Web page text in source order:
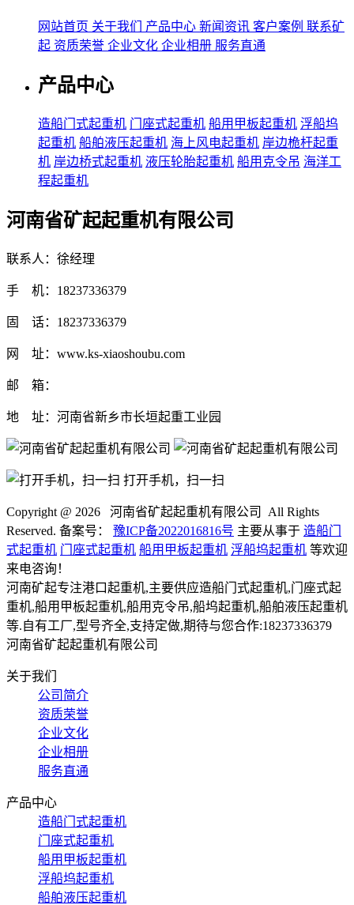
网站首页 关于我们 产品中心 新闻资讯 客户案例 联系矿
起 资质荣誉 企业文化 企业相册 服务直通
产品中心
造船门式起重机 门座式起重机 船用甲板起重机 浮船坞
起重机 船舶液压起重机 海上风电起重机 岸边桅杆起重
机 岸边桥式起重机 液压轮胎起重机 船用克令吊 海洋工
程起重机
河南省矿起起重机有限公司
联系人：徐经理
手 机：18237336379
固 话：18237336379
网 址：www.ks-xiaoshoubu.com
邮 箱：
地 址：河南省新乡市长垣起重工业园
打开手机，扫一扫
Copyright @ 2026 河南省矿起起重机有限公司 All Rights
Reserved. 备案号： 豫ICP备2022016816号 主要从事于 造船门
式起重机 门座式起重机 船用甲板起重机 浮船坞起重机 等欢迎
来电咨询！
河南矿起专注港口起重机,主要供应造船门式起重机,门座式起
重机,船用甲板起重机,船用克令吊,船坞起重机,船舶液压起重机
等.自有工厂,型号齐全,支持定做,期待与您合作:18237336379
河南省矿起起重机有限公司
关于我们
公司简介
资质荣誉
企业文化
企业相册
服务直通
产品中心
造船门式起重机
门座式起重机
船用甲板起重机
浮船坞起重机
船舶液压起重机